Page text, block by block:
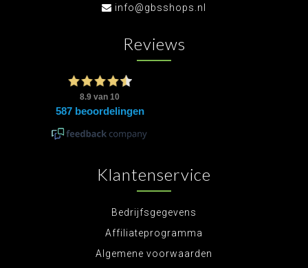
info@gbsshops.nl
Reviews
Klantenservice
Bedrijfsgegevens
Affiliateprogramma
Algemene voorwaarden